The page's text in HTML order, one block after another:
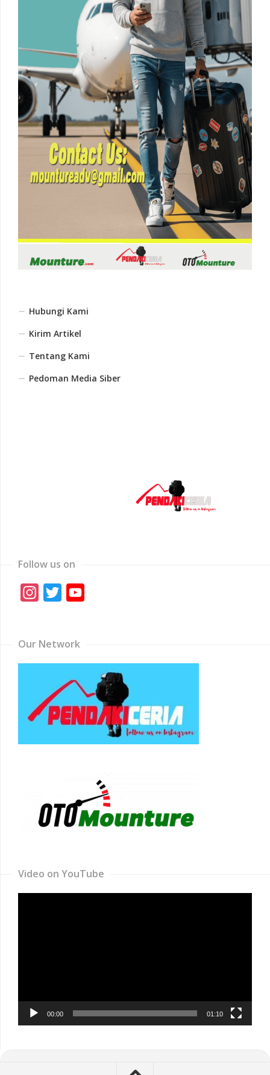
Hubungi Kami
Kirim Artikel
Tentang Kami
Pedoman Media Siber
Follow us on
Instagram
Twitter
Our Network
Video on YouTube
00:00 01:10